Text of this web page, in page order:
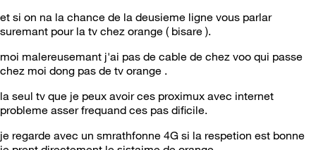
et si on na la chance de la deusieme ligne vous parlar
suremant pour la tv chez orange ( bisare ).
moi malereusemant j'ai pas de cable de chez voo qui passe
chez moi dong pas de tv orange .
la seul tv que je peux avoir ces proximux avec internet
probleme asser frequand ces pas dificile.
je regarde avec un smrathfonne 4G si la respetion est bonne